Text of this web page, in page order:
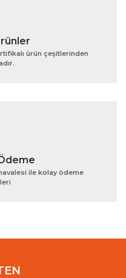
ürün çeşitlerinden
ile kolay ödeme